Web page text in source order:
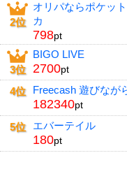
2位
オリパならポケッ
カ
798pt
3位
BIGO LIVE
2700pt
4位 Freecash 遊びなが
182340pt
5位 エバーテイル
180pt